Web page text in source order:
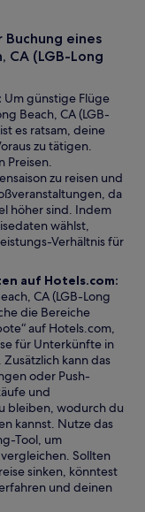
eines
CA (LGB-Long
Um günstige Flüge
Beach, CA (LGB-
es ratsam, deine
zu tätigen.
Preisen.
zu reisen und
da
höher sind. Indem
wählst,
Verhältnis für
auf Hotels.com:
CA (LGB-Long
die Bereiche
auf Hotels.com,
für Unterkünfte in
kann das
oder Push-
und
bleiben, wodurch du
kannst. Nutze das
Tool, um
Sollten
sinken, könntest
und deinen